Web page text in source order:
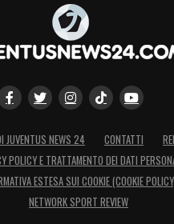
JUVENTUS NEWS 24 CONTATTI
POLICY E TRATTAMENTO DEI DATI
ESTESA SUI COOKIE (COOKIE
NETWORK SPORT REVIEW